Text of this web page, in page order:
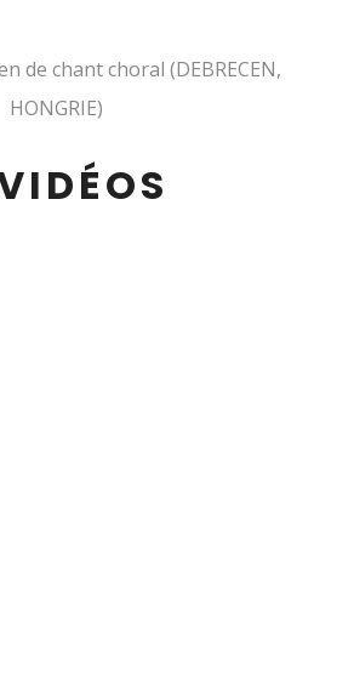
de chant choral (DEBRECEN,
HONGRIE)